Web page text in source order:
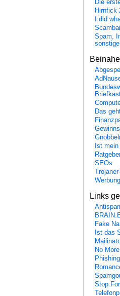
Die
Hirnfick
I did
Spam,
Das
Ist
SEOs
Werbung
Links
Fake
Ist das
No
Stop